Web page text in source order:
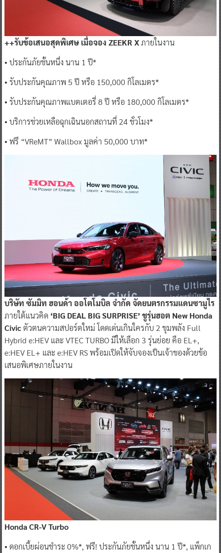
++รับข้อเสนอสุดพิเศษ เมื่อจอง ZEEKR Xภายในงาน
• ประกันภัยชั้นหนึ่ง นาน 1 ปี*
• รับประกันคุณภาพ 5 ปี หรือ 150,000 กิโลเมตร*
• รับประกันคุณภาพแบตเตอรี่ 8 ปี หรือ 180,000 กิโลเมตร*
• บริการช่วยเหลือฉุกเฉินนอกสถานที่ 24 ชั่วโมง*
• ฟรี “VReMT” Wallbox มูลค่า 50,000 บาท*
บริษัท ซัมมิท ฮอนด้า ออโตโมบิล จำกัด จัดยนตรกรรมแดนซามูไร
ภายใต้แนวคิด‘BIG DEAL BIG SURPRISE’ ชูรุ่นฮอต New Honda
Civicตัวตนความสปอร์ตใหม่ โดดเด่นเกินใครกับ 2 ขุมพลัง Full
Hybrid e:HEV และ VTEC TURBO มีให้เลือก 3 รุ่นย่อย คือ EL+,
e:HEV EL+ และ e:HEV RS พร้อมเปิดให้จับจองเป็นเจ้าของด้วยข้อ
เสนอพิเศษภายในงาน
Honda CR-V Turbo
• ดอกเบี้ยผ่อนชำระ 0%*, ฟรี! ประกันภัยชั้นหนึ่ง นาน 1 ปี*, แพ็กเก